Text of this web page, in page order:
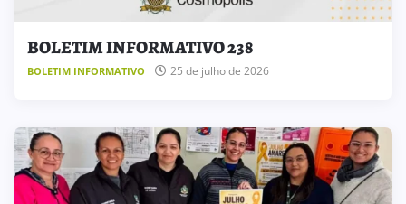
BOLETIM INFORMATIVO 238
BOLETIM INFORMATIVO 25 de julho de 2026